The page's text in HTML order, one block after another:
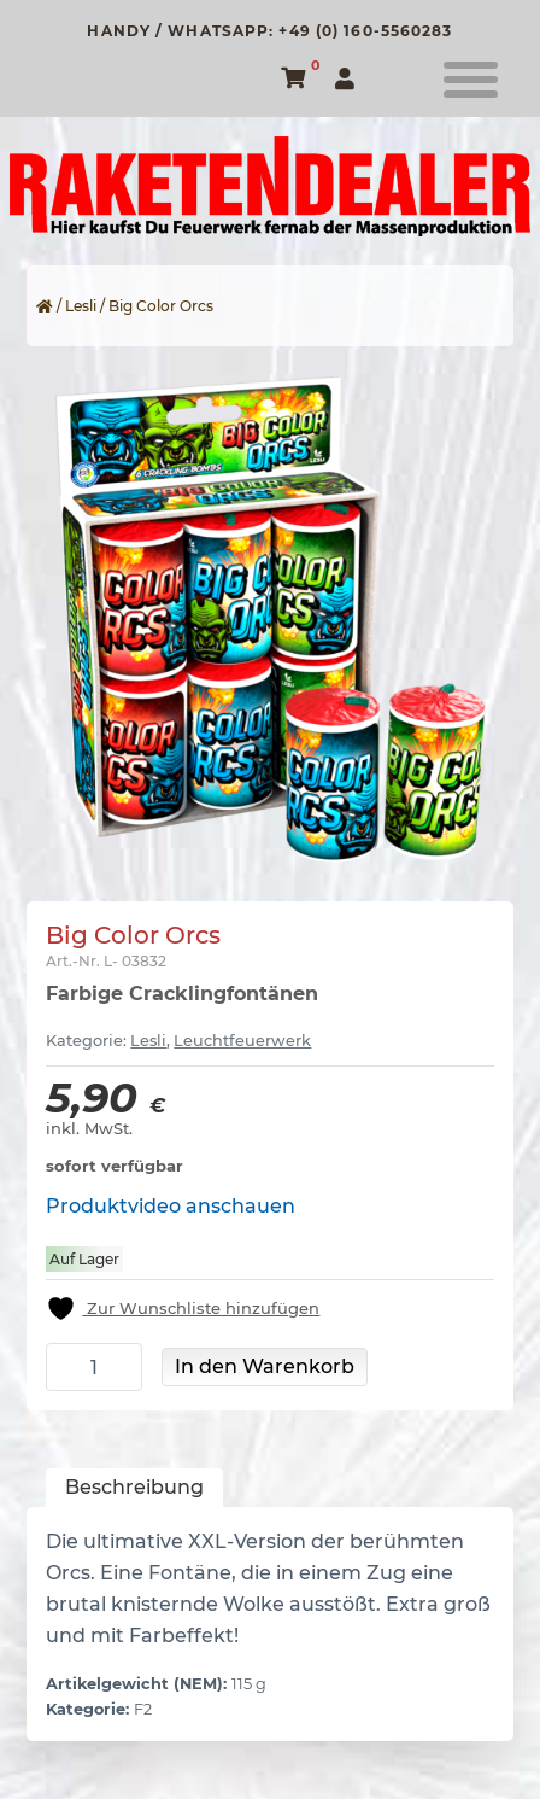
HANDY / WHATSAPP: +49 (0) 160-5560283
0
/ Lesli / Big Color Orcs
Big Color Orcs
Art.-Nr. L- 03832
Farbige Cracklingfontänen
Kategorie: Lesli, Leuchtfeuerwerk
5,90€
inkl. MwSt.
sofort verfügbar
Produktvideo anschauen
Auf Lager
Zur Wunschliste hinzufügen
Big Color Orcs MengeIn den Warenkorb
Beschreibung
Die ultimative XXL-Version der berühmten
Orcs. Eine Fontäne, die in einem Zug eine
brutal knisternde Wolke ausstößt. Extra groß
und mit Farbeffekt!
Artikelgewicht (NEM):115 g
Kategorie: F2